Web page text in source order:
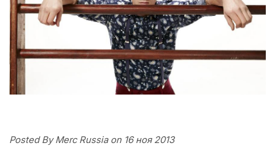
Posted By Merc Russia on 16 ноя 2013